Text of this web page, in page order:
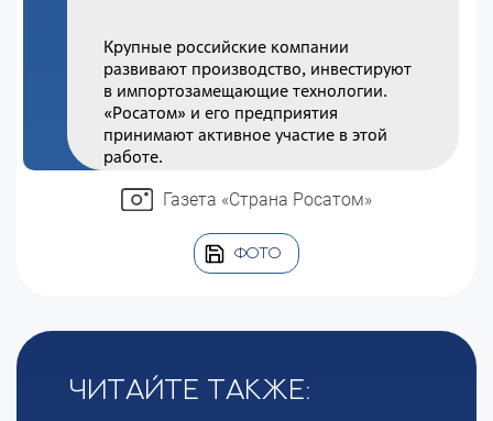
Крупные российские компании
развивают производство, инвестируют
в импортозамещающие технологии.
«Росатом» и его предприятия
принимают активное участие в этой
работе.
Газета «Страна Росатом»
ФОТО
Читайте также: